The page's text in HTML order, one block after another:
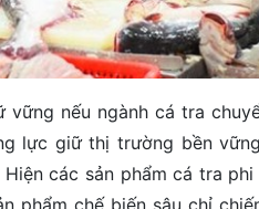
nếu ngành cá tra
lực giữ thị trường bền
các sản phẩm cá tra
phẩm chế biến sâu chỉ